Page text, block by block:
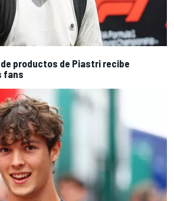
productos de Piastri recibe
fans